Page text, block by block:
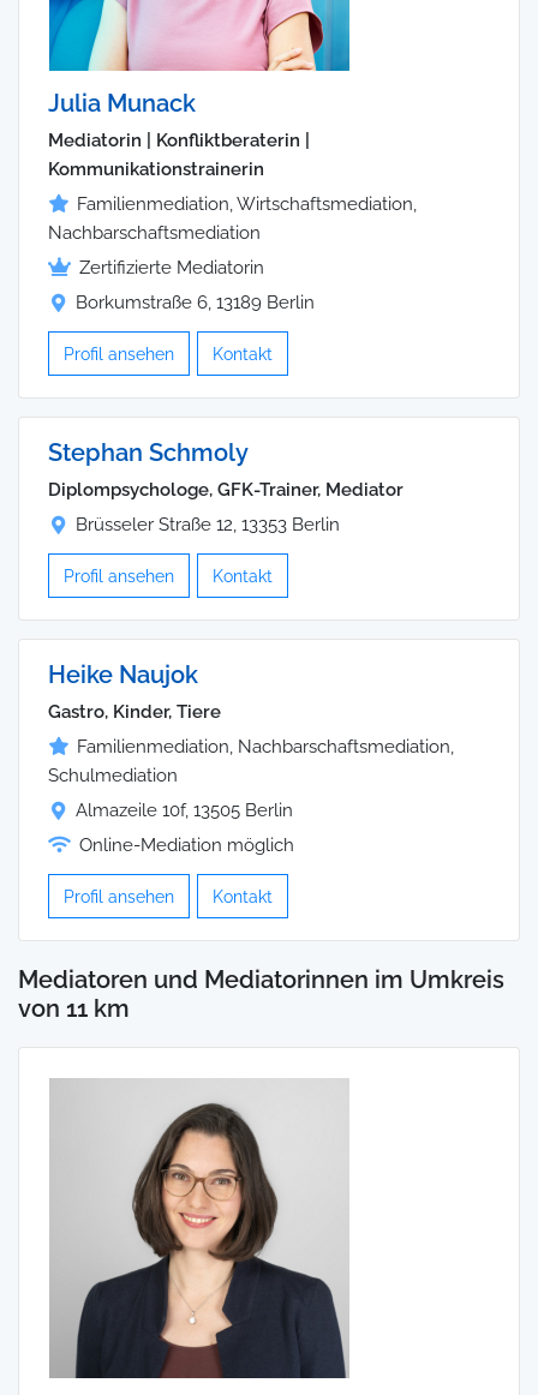
Julia Munack
Mediatorin | Konfliktberaterin |
Kommunikationstrainerin
Familienmediation, Wirtschaftsmediation,
Nachbarschaftsmediation
Zertifizierte Mediatorin
Borkumstraße 6, 13189 Berlin
Profil ansehen Kontakt
Stephan Schmoly
Diplompsychologe, GFK-Trainer, Mediator
Brüsseler Straße 12, 13353 Berlin
Profil ansehen Kontakt
Heike Naujok
Gastro, Kinder, Tiere
Familienmediation, Nachbarschaftsmediation,
Schulmediation
Almazeile 10f, 13505 Berlin
Online-Mediation möglich
Profil ansehen Kontakt
Mediatoren und Mediatorinnen im Umkreis
von 11 km